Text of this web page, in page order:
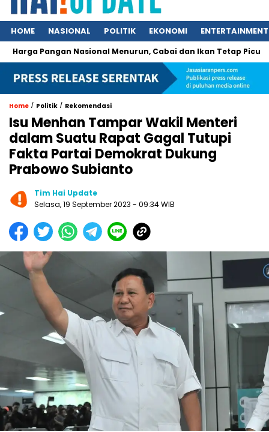
HOME NASIONAL POLITIK EKONOMI ENTERTAINMENT
Pangan Nasional Menurun, Cabai dan Ikan Tetap Picu
Home / Politik / Rekomendasi
Isu Menhan Tampar Wakil Menteri
dalam Suatu Rapat Gagal Tutupi
Fakta Partai Demokrat Dukung
Prabowo Subianto
Tim Hai Update
Selasa, 19 September 2023 - 09:34 WIB